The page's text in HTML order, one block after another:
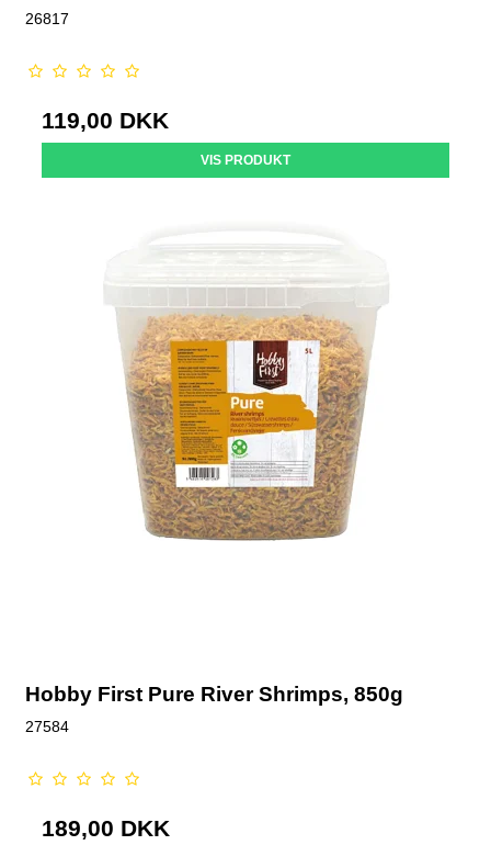
26817
119,00 DKK
VIS PRODUKT
Hobby First Pure River Shrimps, 850g
27584
189,00 DKK